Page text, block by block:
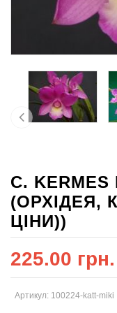
C. KERMES
(ОРХІДЕЯ,
ЦІНИ))
225.00 грн.
Артикул: 100224-katt-miki